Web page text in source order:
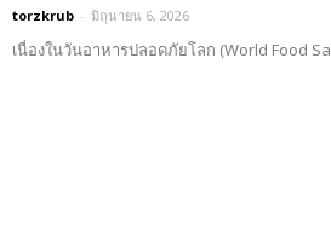
torzkrub - มิถุนายน 6, 2026
เนื่องในวันอาหารปลอดภัยโลก (World Food